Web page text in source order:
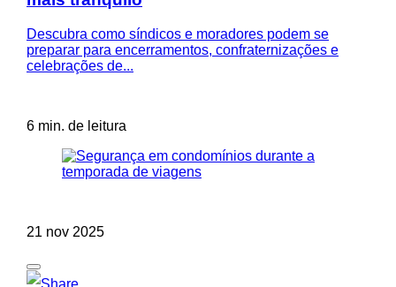
Descubra como síndicos e moradores podem se
preparar para encerramentos, confraternizações e
celebrações de...
6 min. de leitura
21 nov 2025